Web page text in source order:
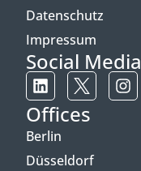
Datenschutz
Impressum
Social Media
Offices
Berlin
Düsseldorf